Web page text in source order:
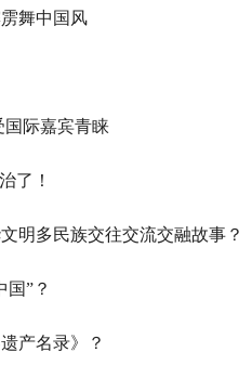
舞中国风
国际嘉宾青睐
了！
明多民族交往交流交融故事？
”？
产名录》？